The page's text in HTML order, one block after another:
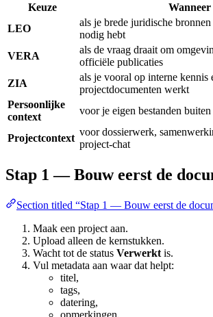
Keuze
Wanneer
LEO
als je brede juridische
nodig hebt
VERA
als de vraag draait om
officiële publicaties
ZIA
als je vooral op interne kennis
projectdocumenten werkt
Persoonlijke
context
voor je eigen bestanden buiten
Projectcontext
voor dossierwerk,
project-chat
Stap 1 — Bouw eerst de
Section titled “Stap 1 — Bouw eerst de
Maak een project aan.
Upload alleen de kernstukken.
Wacht tot de status Verwerkt is.
Vul metadata aan waar dat helpt:
titel,
tags,
datering,